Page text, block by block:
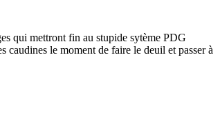
qui mettront fin au stupide sytème PDG
le moment de faire le deuil et passer à